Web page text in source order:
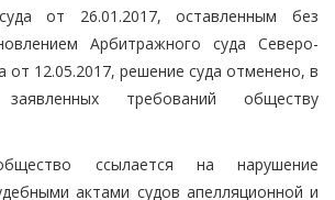
от 26.01.2017, оставленным без
Арбитражного суда Северо-
от 12.05.2017, решение суда отменено, в
заявленных требований обществу
ссылается на нарушение
актами судов апелляционной и